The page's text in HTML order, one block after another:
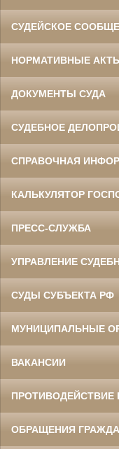
СУДЕЙСКОЕ
НОРМАТИВНЫЕ
ДОКУМЕНТЫ СУДА
СУДЕБНОЕ
СПРАВОЧНАЯ
КАЛЬКУЛЯТОР
ПРЕСС-СЛУЖБА
УПРАВЛЕНИЕ
СУДЫ СУБЪЕКТА РФ
МУНИЦИПАЛЬНЫЕ
ВАКАНСИИ
ПРОТИВОДЕЙСТВИЕ
ОБРАЩЕНИЯ